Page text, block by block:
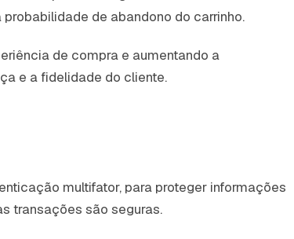
de abandono do carrinho.
de compra e aumentando a
e a fidelidade do cliente.
multifator, para proteger informações
transações são seguras.